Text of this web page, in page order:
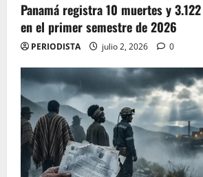
Panamá registra 10 muertes y
en el primer semestre de 2026
PERIODISTA julio 2, 2026 0